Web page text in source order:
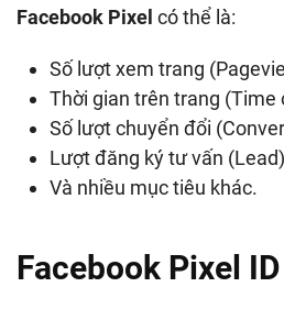
Facebook Pixel có thể là:
Số lượt xem trang
Thời gian trên trang (Time
Số lượt chuyển đổi
Lượt đăng ký tư vấn
Và nhiều mục tiêu khác.
Facebook Pixel